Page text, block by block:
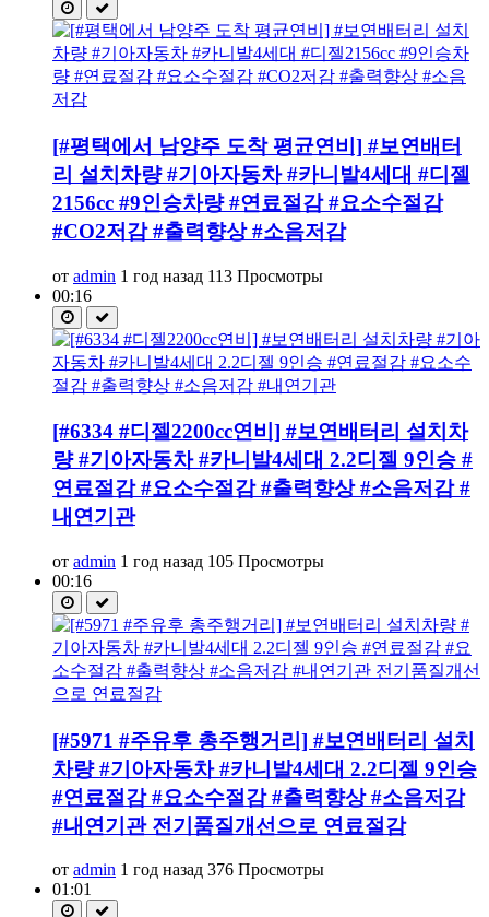
[#평택에서 남양주 도착 평균연비] #보연배터
리 설치차량 #기아자동차 #카니발4세대 #디젤
2156cc #9인승차량 #연료절감 #요소수절감
#CO2저감 #출력향상 #소음저감
от admin 1 год назад 113 Просмотры
00:16
[#6334 #디젤2200cc연비] #보연배터리 설치차
량 #기아자동차 #카니발4세대 2.2디젤 9인승 #
연료절감 #요소수절감 #출력향상 #소음저감 #
내연기관
от admin 1 год назад 105 Просмотры
00:16
[#5971 #주유후 총주행거리] #보연배터리 설치
차량 #기아자동차 #카니발4세대 2.2디젤 9인승
#연료절감 #요소수절감 #출력향상 #소음저감
#내연기관 전기품질개선으로 연료절감
от admin 1 год назад 376 Просмотры
01:01